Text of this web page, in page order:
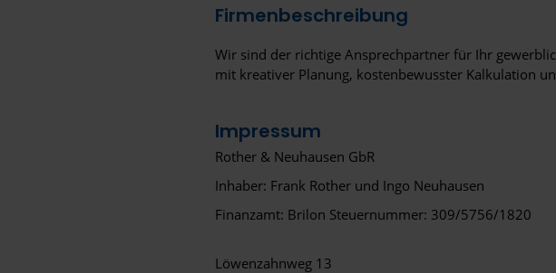
Firmenbeschreibung
Wir sind der richtige Ansprechpartner für Ihr
mit kreativer Planung, kostenbewusster Kalkulation
Impressum
Rother & Neuhausen GbR
Inhaber: Frank Rother und Ingo Neuhausen
Finanzamt: Brilon Steuernummer: 309/5756/1820
Löwenzahnweg 13